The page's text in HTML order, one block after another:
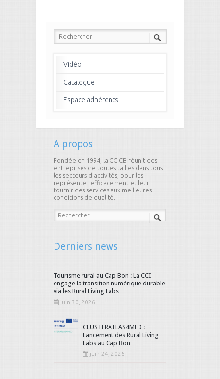
Vidéo
Catalogue
Espace adhérents
A propos
Fondée en 1994, la CCICB réunit des
entreprises de toutes tailles dans tous
les secteurs d'activités, pour les
représenter efficacement et leur
fournir des services aux meilleures
conditions de qualité.
Derniers news
Tourisme rural au Cap Bon : La CCI
engage la transition numérique durable
via les Rural Living Labs
juin 30, 2026
CLUSTERATLAS4MED :
Lancement des Rural Living
Labs au Cap Bon
juin 24, 2026